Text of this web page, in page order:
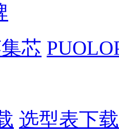
芯
选型表下载